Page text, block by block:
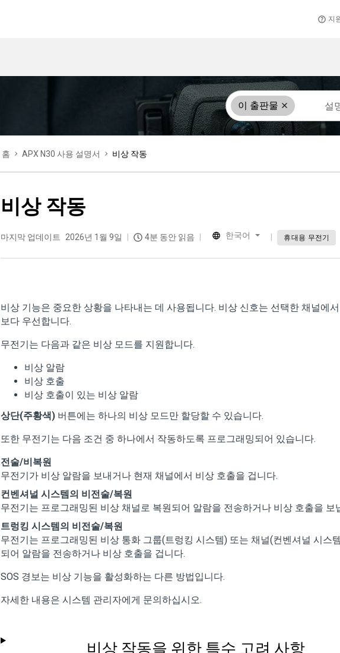
지
이 출판물
홈 APX N30 사용 설명서 비상 작동
비상 작동
마지막 업데이트 2026년 1월 9일 4분 동안 읽음 한국어 휴대용 무전기
비상 기능은 중요한 상황을 나타내는 데 사용됩니다. 비상 신호는 선택한 채널에
보다 우선합니다.
무전기는 다음과 같은 비상 모드를 지원합니다.
비상 알람
비상 호출
비상 호출이 있는 비상 알람
상단(주황색) 버튼에는 하나의 비상 모드만 할당할 수 있습니다.
또한 무전기는 다음 조건 중 하나에서 작동하도록 프로그래밍되어 있습니다.
전술/비복원
무전기가 비상 알람을 보내거나 현재 채널에서 비상 호출을 겁니다.
컨벤셔널 시스템의 비전술/복원
무전기는 프로그래밍된 비상 채널로 복원되어 알람을 전송하거나 비상 호출을 보
트렁킹 시스템의 비전술/복원
무전기는 프로그래밍된 비상 통화 그룹(트렁킹 시스템) 또는 채널(컨벤셔널 시스
되어 알람을 전송하거나 비상 호출을 겁니다.
SOS 경보는 비상 기능을 활성화하는 다른 방법입니다.
자세한 내용은 시스템 관리자에게 문의하십시오.
비상 작동을 위한 특수 고려 사항